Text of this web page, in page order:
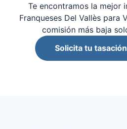
Te encontramos la mejor
Franqueses Del Vallès para
comisión más baja
Solicita tu